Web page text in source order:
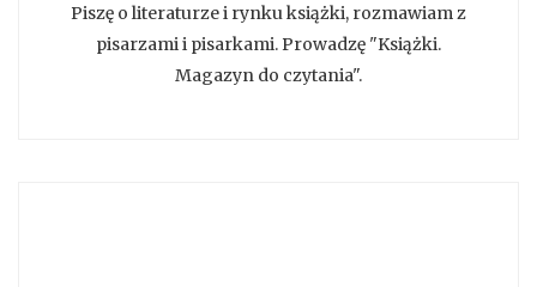
Piszę o literaturze i rynku książki, rozmawiam z
pisarzami i pisarkami. Prowadzę "Książki.
Magazyn do czytania".